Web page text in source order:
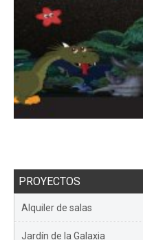
PROYECTOS
Alquiler de salas
Jardín de la Galaxia